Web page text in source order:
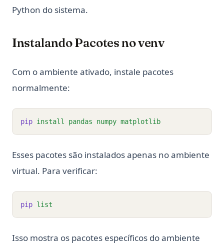
Python do sistema.
Instalando Pacotes no venv
Com o ambiente ativado, instale pacotes
normalmente:
pip install pandas numpy matplotlib
Esses pacotes são instalados apenas no ambiente
virtual. Para verificar:
pip list
Isso mostra os pacotes específicos do ambiente